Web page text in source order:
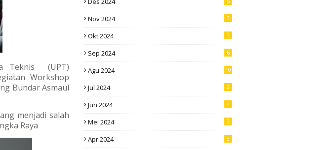
Teknis (UPT)
Workshop
Bundar Asmaul
menjadi salah
Raya
Nov 2024 3
Okt 2024 3
Sep 2024 6
Agu 2024 10
Jul 2024 2
Jun 2024 4
Mei 2024 3
Apr 2024 3